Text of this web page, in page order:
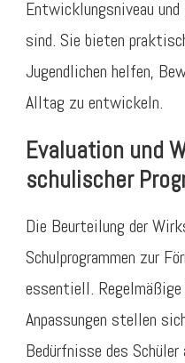
Entwicklungsniveau
sind. Sie bieten
Jugendlichen helfen,
Alltag zu entwickeln.
Evaluation und
schulischer
Die Beurteilung der
Schulprogrammen zur
essentiell. Regelmäßige
Anpassungen stellen
Bedürfnisse des